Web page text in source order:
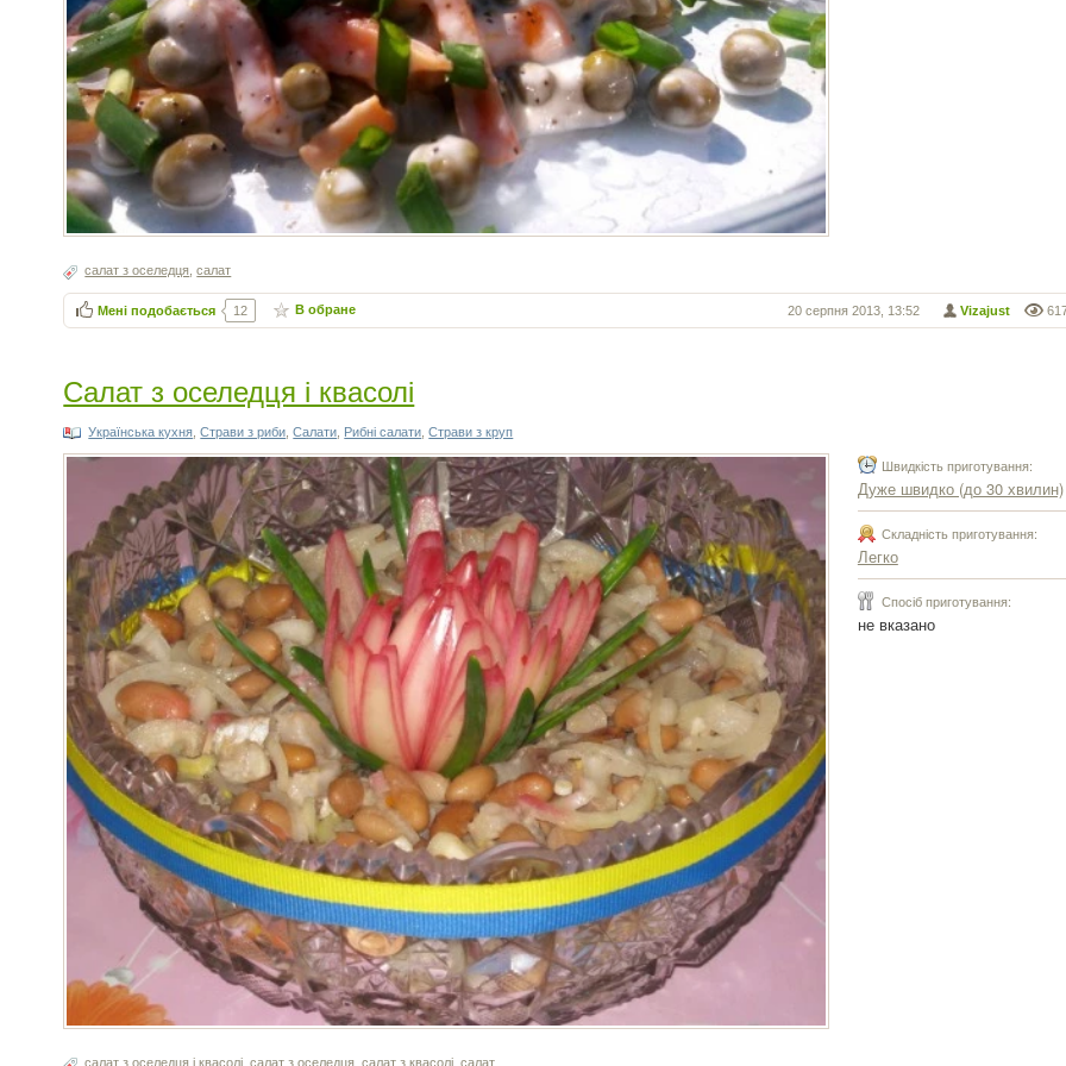
салат з оселедця ,салат
Vizajust
20 серпня 2013, 13:52
Мені подобається 12 В обране
Салат з оселедця і квасолі
Українська кухня ,Страви з риби ,Салати Рибні салати ,Страви з круп
Швидкість приготування:
Дуже швидко (до 30 хвилин)
Складність приготування:
Легко
Спосіб приготування:
не вказано
салат з оселедця і квасолі ,салат з оселедця ,салат з квасолі ,салат